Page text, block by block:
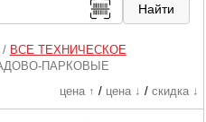
/ ВСЕ ТЕХНИЧЕСКОЕ
ПАРКОВЫЕ
цена ↑ / цена ↓ / скидка ↓